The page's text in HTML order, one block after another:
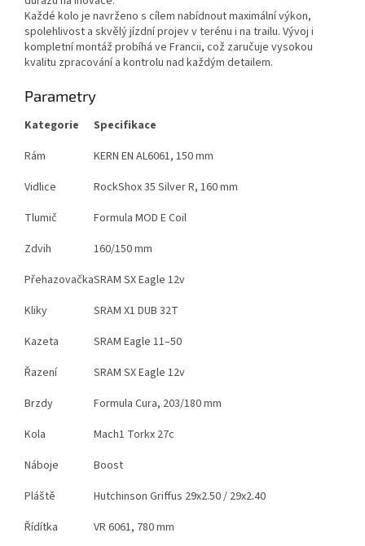
Každé kolo je navrženo s cílem nabídnout maximální výkon,
spolehlivost a skvělý jízdní projev v terénu i na trailu. Vývoj i
kompletní montáž probíhá ve Francii, což zaručuje vysokou
kvalitu zpracování a kontrolu nad každým detailem.
Parametry
Kategorie
Specifikace
Rám
KERN EN AL6061, 150 mm
Vidlice
RockShox 35 Silver R, 160 mm
Tlumič
Formula MOD E Coil
Zdvih
160/150 mm
PřehazovačkaSRAM SX Eagle 12v
Kliky
SRAM X1 DUB 32T
Kazeta
SRAM Eagle 11–50
Řazení
SRAM SX Eagle 12v
Brzdy
Formula Cura, 203/180 mm
Kola
Mach1 Torkx 27c
Náboje
Boost
Pláště
Hutchinson Griffus 29x2.50 / 29x2.40
Řídítka
VR 6061, 780 mm